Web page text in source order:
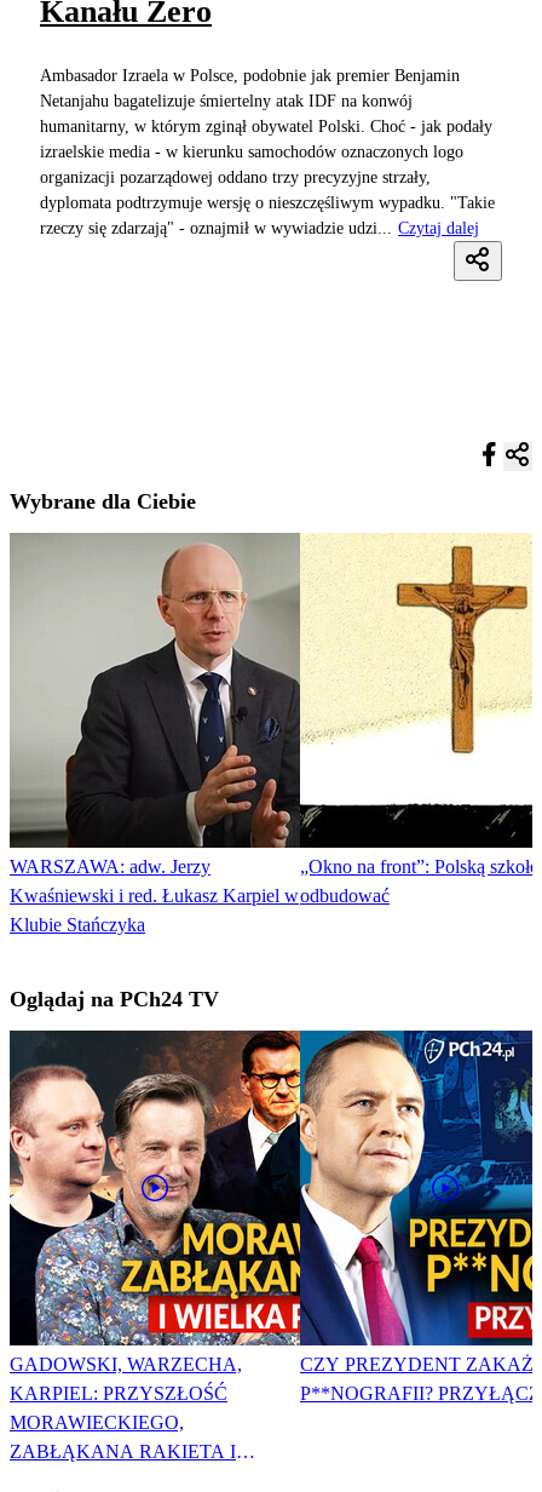
Kanału Zero
Ambasador Izraela w Polsce, podobnie jak premier Benjamin
Netanjahu bagatelizuje śmiertelny atak IDF na konwój
humanitarny, w którym zginął obywatel Polski. Choć - jak podały
izraelskie media - w kierunku samochodów oznaczonych logo
organizacji pozarządowej oddano trzy precyzyjne strzały,
dyplomata podtrzymuje wersję o nieszczęśliwym wypadku. "Takie
rzeczy się zdarzają" - oznajmił w wywiadzie udzi...
Czytaj dalej
Wybrane dla Ciebie
WARSZAWA: adw. Jerzy
Kwaśniewski i red. Łukasz Karpiel w
Klubie Stańczyka
„Okno na front”: Polską
odbudować
Oglądaj na PCh24 TV
GADOWSKI, WARZECHA,
KARPIEL: PRZYSZŁOŚĆ
MORAWIECKIEGO,
ZABŁĄKANA RAKIETA I
CZY PREZYDENT
P**NOGRAFII?